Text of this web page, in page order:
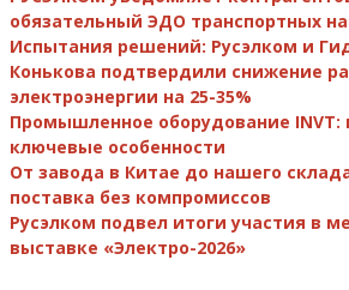
обязательный ЭДО транспортных
Испытания решений: Русэлком и
Конькова подтвердили снижение
электроэнергии на 25-35%
Промышленное оборудование INVT:
ключевые особенности
От завода в Китае до нашего
поставка без компромиссов
Русэлком подвел итоги участия в
выставке «Электро-2026»